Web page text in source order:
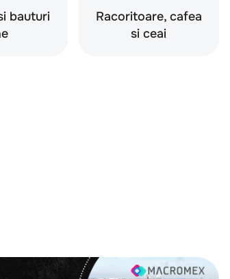
bauturi
Racoritoare, cafea
si ceai